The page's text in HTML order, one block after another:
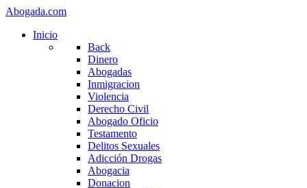
Abogada.com
Inicio
Back
Dinero
Abogadas
Inmigracion
Violencia
Derecho Civil
Abogado Oficio
Testamento
Delitos Sexuales
Adicción Drogas
Abogacia
Donacion